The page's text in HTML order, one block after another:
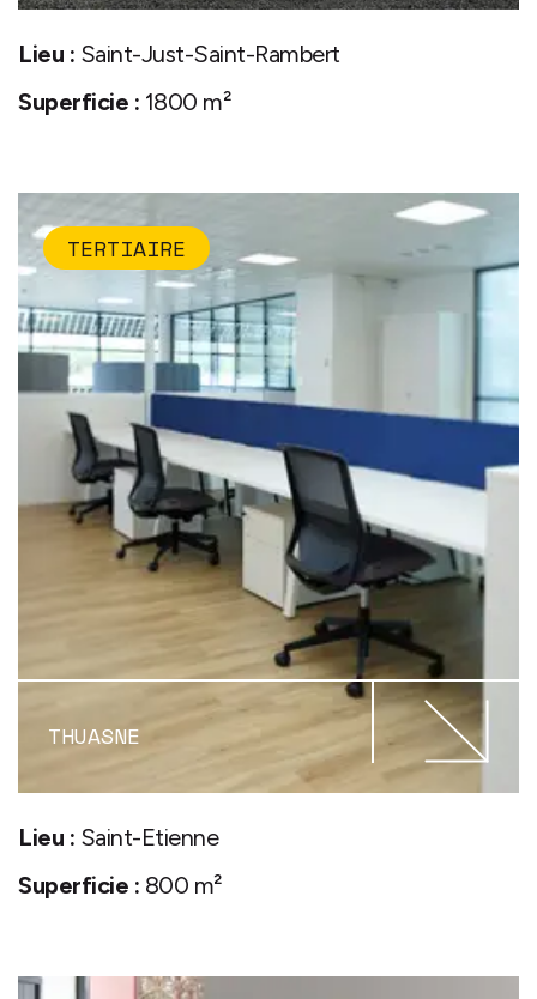
Lieu : Saint-Just-Saint-Rambert
Superficie : 1800 m²
TERTIAIRE
THUASNE
Lieu : Saint-Etienne
Superficie : 800 m²